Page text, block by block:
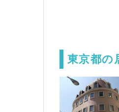
東京都の